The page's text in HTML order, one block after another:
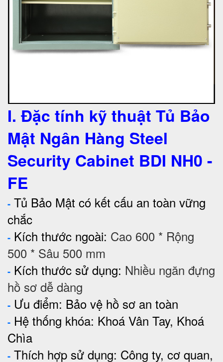
I. Đặc tính kỹ thuật Tủ Bảo
Mật Ngân Hàng Steel
Security Cabinet BDI NH0 -
FE
- Tủ Bảo Mật có kết cấu an toàn vững
chắc
- Kích thước ngoài: Cao 600 * Rộng
500 * Sâu 500 mm
- Kích thước sử dụng: Nhiều ngăn đựng
hồ sơ dễ dàng
- Ưu điểm: Bảo vệ hồ sơ an toàn
- Hệ thống khóa: Khoá Vân Tay, Khoá
Chìa
- Thích hợp sử dụng: Công ty, cơ quan,